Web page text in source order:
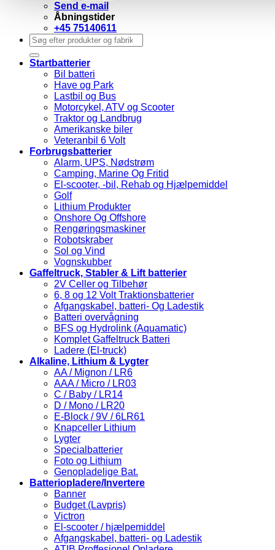
Send e-mail
Åbningstider
+45 75140611
Søg
efter:
Startbatterier
Bil batteri
Have og Park
Lastbil og Bus
Motorcykel, ATV og Scooter
Traktor og Landbrug
Amerikanske biler
Veteranbil 6 Volt
Forbrugsbatterier
Alarm, UPS, Nødstrøm
Camping, Marine Og Fritid
El-scooter, -bil, Rehab og Hjælpemiddel
Golf
Lithium Produkter
Onshore Og Offshore
Rengøringsmaskiner
Robotskraber
Sol og Vind
Vognskubber
Gaffeltruck, Stabler & Lift batterier
2V Celler og Tilbehør
6, 8 og 12 Volt Traktionsbatterier
Afgangskabel, batteri- Og Ladestik
Batteri overvågning
BFS og Hydrolink (Aquamatic)
Komplet Gaffeltruck Batteri
Ladere (El-truck)
Alkaline, Lithium & Lygter
AA / Mignon / LR6
AAA / Micro / LR03
C / Baby / LR14
D / Mono / LR20
E-Block / 9V / 6LR61
Knapceller Lithium
Lygter
Specialbatterier
Foto og Lithium
Genopladelige Bat.
Batteriopladere/Invertere
Banner
Budget (Lavpris)
Victron
El-scooter / hjælpemiddel
Afgangskabel, batteri- og Ladestik